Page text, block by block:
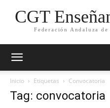
CGT
Federación Andaluza de
Inicio Etiquetas Convocatoria
Tag: convocatoria